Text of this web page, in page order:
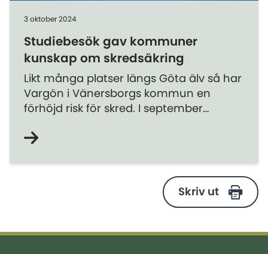
3 oktober 2024
Studiebesök gav kommuner
kunskap om skredsäkring
Likt många platser längs Göta älv så har
Vargön i Vänersborgs kommun en
förhöjd risk för skred. I september
med skredproblematik. Syftet var att
Skriv ut